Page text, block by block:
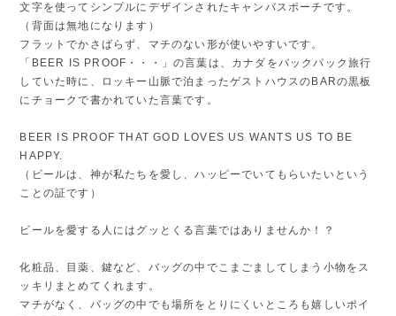
文字を使ってシンプルにデザインされたキャンバスポーチです。
（背面は無地になります）
フラットでかさばらず、マチのない形が使いやすいです。
「BEER IS PROOF・・・」の言葉は、カナダをバックパック旅行
していた時に、ロッキー山脈で泊まったゲストハウスのBARの黒板
にチョークで書かれていた言葉です。
BEER IS PROOF THAT GOD LOVES US WANTS US TO BE
HAPPY.
（ビールは、神が私たちを愛し、ハッピーでいてもらいたいという
ことの証です）
ビールを愛する人にはグッとくる言葉ではありませんか！？
化粧品、目薬、鍵など、バッグの中でこまごましてしまう小物をス
ッキリまとめてくれます。
マチがなく、バッグの中でも場所をとりにくいところも嬉しいポイ